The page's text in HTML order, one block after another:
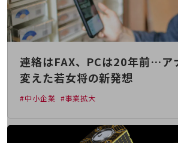
課題やニーズに合ったサービスをご紹介し、
中堅中小企業のビジネスをサポート！
お悩みから見つける
ネットワーク
リモート・ハイブリッドワーク
連絡はFAX、PCは20年前…ア
変えた若女将の新発想
#中小企業 #事業拡大